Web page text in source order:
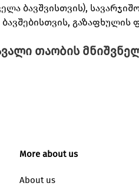
ბავშვისთვის),
თაობის
More about us
About us